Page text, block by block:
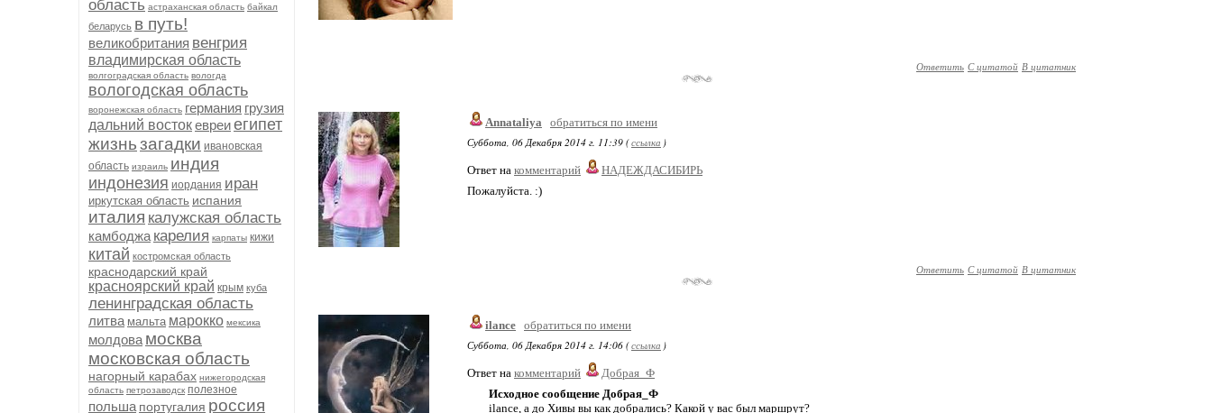
область астраханская область байкал
беларусь в путь!
великобритания венгрия
владимирская область
волгоградская область вологда
вологодская область
воронежская область германия грузия
дальний востокевреиегипет
жизньзагадки ивановская
область израиль индия
индонезия иордания иран
иркутская область испания
италия калужская область
камбоджа карелия карпаты кижи
китай костромская область
краснодарский край
красноярский край крым куба
ленинградская область
литва мальта марокко мексика
молдова москва
московская область
нагорный карабах нижегородская
область петрозаводск полезное
польша португалия россия
Ответить С цитатой В цитатник
Annataliya
обратиться по имени
Суббота, 06 Декабря 2014 г. 11:39 (ссылка )
Ответ на комментарий
НАДЕЖДАСИБИРЬ
Пожалуйста. :)
Ответить С цитатой В цитатник
ilance обратиться по имени
Суббота, 06 Декабря 2014 г. 14:06 (ссылка )
Ответ на комментарий
Добрая_Ф
Исходное сообщение Добрая_Ф
ilance, а до Хивы вы как добрались? Какой у вас был маршрут?